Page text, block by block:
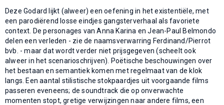
Deze Godard lijkt (alweer) een oefening in het existentiële, met
een parodiërend losse eindjes gangsterverhaal als favoriete
context. De personages van Anna Karina en Jean-Paul Belmondo
delen een verleden - zie de naamsverwarring Ferdinand/Pierrot
bvb. - maar dat wordt verder niet prijsgegeven (scheelt ook
alweer in het scenarioschrijven). Poëtische beschouwingen over
het bestaan en semantiek komen met regelmaat van de klok
langs. Een aantal stilistische stokpaardjes uit voorgaande films
passeren eveneens; de soundtrack die op onverwachte
momenten stopt, gretige verwijzingen naar andere films, een